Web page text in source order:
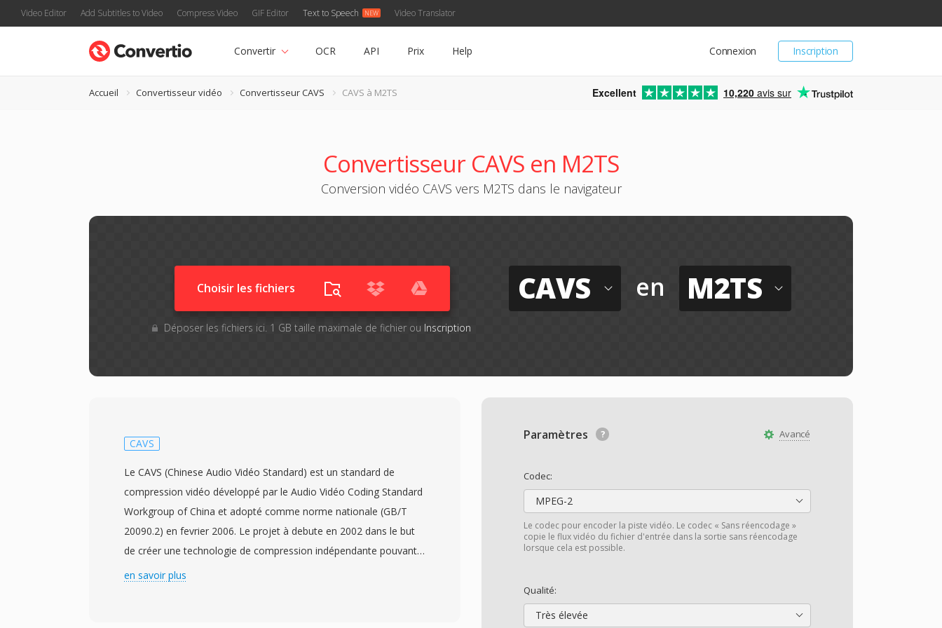
Video Editor Add Subtitles to Video Compress Video GIF Editor Text to Speech Video Translator
Inscription
Connexion
Convertir OCR API Prix Help
Accueil Convertisseur vidéo Convertisseur CAVS CAVS à M2TS Excellent 10,220 avis sur
Convertisseur CAVS en M2TS
Conversion vidéo CAVS vers M2TS dans le navigateur
Choisir les fichiers
Déposer les fichiers ici. 1 GB taille maximale de fichier ou Inscription
CAVS en M2TS
Avancé
Paramètres
Codec:
MPEG-2
Le codec pour encoder la piste vidéo. Le codec « Sans réencodage »
copie le flux vidéo du fichier d'entrée dans la sortie sans réencodage
lorsque cela est possible.
Qualité:
Très élevée
CAVS
Le CAVS (Chinese Audio Vidéo Standard) est un standard de
compression vidéo développé par le Audio Vidéo Coding Standard
Workgroup of China et adopté comme norme nationale (GB/T
20090.2) en fevrier 2006. Le projet à debute en 2002 dans le but
de créer une technologie de compression indépendante pouvant
servir la vaste infrastructure de diffusion et de multimédia en
en savoir plus